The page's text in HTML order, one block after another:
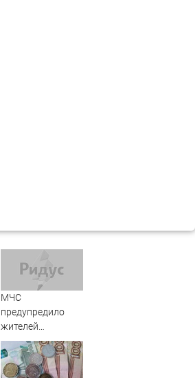
МЧС
предупредило
жителей
Подмосковья об
угрозе атаки
дронов